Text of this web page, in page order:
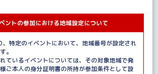
ントの参加における地域設定について
、特定のイベントにおいて、地域番号が設定され
。
ているイベントについては、その対象地域で発
ご本人の身分証明書の所持が参加条件として設